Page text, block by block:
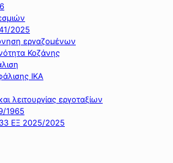
2025
εργαζομένων
Κοζάνης
ΙΚΑ
λειτουργίας εργοταξίων
1965
ΕΞ 2025/2025